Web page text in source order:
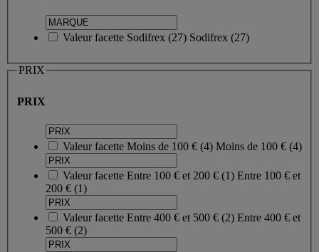
Valeur facette Sodifrex (27) Sodifrex (27)
PRIX
PRIX
Valeur facette Moins de 100 € (4) Moins de 100 € (4)
Valeur facette Entre 100 € et 200 € (1) Entre 100 € et
200 € (1)
Valeur facette Entre 400 € et 500 € (2) Entre 400 € et
500 € (2)